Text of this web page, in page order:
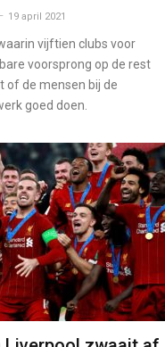
19 april 2021
vijftien clubs voor
voorsprong op de rest
of de mensen bij de
goed doen.